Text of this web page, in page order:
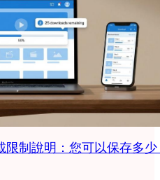
限制說明：您可以保存多少